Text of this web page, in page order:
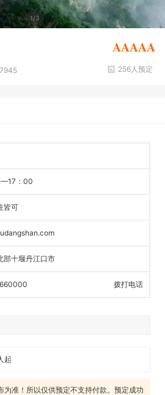
1/3
AAAAA
256人预定
：00
皆可
部十堰丹江口市
拨打电话
起
为准！所以仅供预定不支持付款。预定成功